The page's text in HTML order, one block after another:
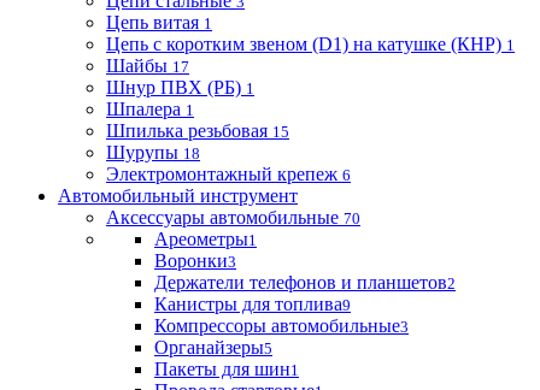
Цепь витая 1
Цепь с коротким звеном (D1) на катушке (КНР) 1
Шайбы 17
Шнур ПВХ (РБ) 1
Шпалера 1
Шпилька резьбовая 15
Шурупы 18
Электромонтажный крепеж 6
Автомобильный инструмент
Аксессуары автомобильные 70
Ареометры1
Воронки3
Держатели телефонов и планшетов2
Канистры для топлива9
Компрессоры автомобильные3
Органайзеры5
Пакеты для шин1